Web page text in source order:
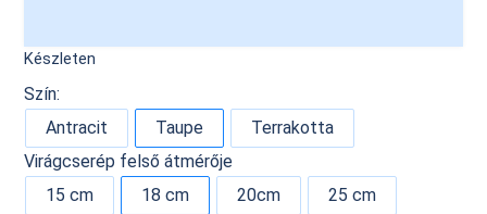
Készleten
Szín:
Antracit
Taupe
Terrakotta
Virágcserép felső átmérője
15 cm
18 cm 20cm
25 cm